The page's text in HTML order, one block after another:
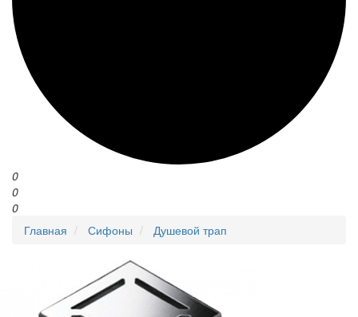
0
0
0
Главная
Сифоны Душевой трап